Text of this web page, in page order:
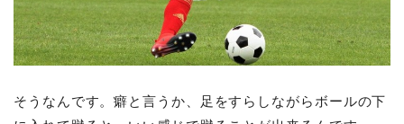
そうなんです。癖と言うか、足をすらしながらボールの下